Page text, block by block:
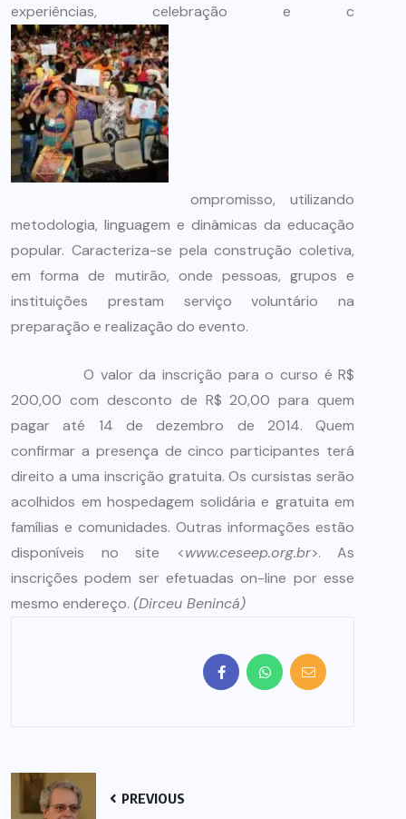
experiências, celebração e c
ompromisso, utilizando
metodologia, linguagem e dinâmicas da educação
popular. Caracteriza-se pela construção coletiva,
em forma de mutirão, onde pessoas, grupos e
instituições prestam serviço voluntário na
preparação e realização do evento.
O valor da inscrição para o curso é R$
200,00 com desconto de R$ 20,00 para quem
pagar até 14 de dezembro de 2014. Quem
confirmar a presença de cinco participantes terá
direito a uma inscrição gratuita. Os cursistas serão
acolhidos em hospedagem solidária e gratuita em
famílias e comunidades. Outras informações estão
disponíveis no site <www.ceseep.org.br>. As
inscrições podem ser efetuadas on-line por esse
mesmo endereço. (Dirceu Benincá)
PREVIOUS